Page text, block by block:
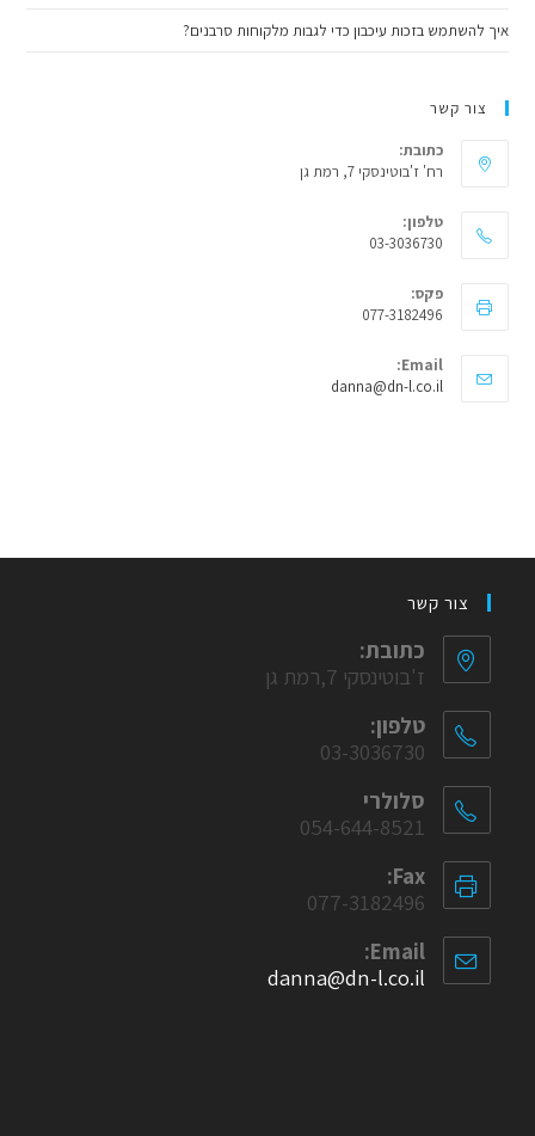
איך להשתמש בזכות עיכבון כדי לגבות מלקוחות סרבנים?
צור קשר
כתובת:
רח' ז'בוטינסקי 7, רמת גן
טלפון:
03-3036730
פקס:
077-3182496
Email:
danna@dn-l.co.il
צור קשר
כתובת:
ז'בוטינסקי 7,רמת גן
טלפון:
03-3036730
סלולרי
054-644-8521
Fax:
077-3182496
Email:
danna@dn-l.co.il
Opens